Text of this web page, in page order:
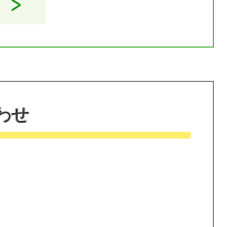
せ